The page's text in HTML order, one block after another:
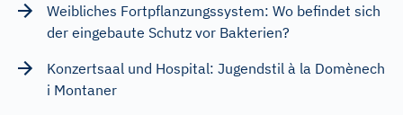
Weibliches Fortpflanzungssystem: Wo befindet sich
der eingebaute Schutz vor Bakterien?
Konzertsaal und Hospital: Jugendstil à la Domènech
i Montaner